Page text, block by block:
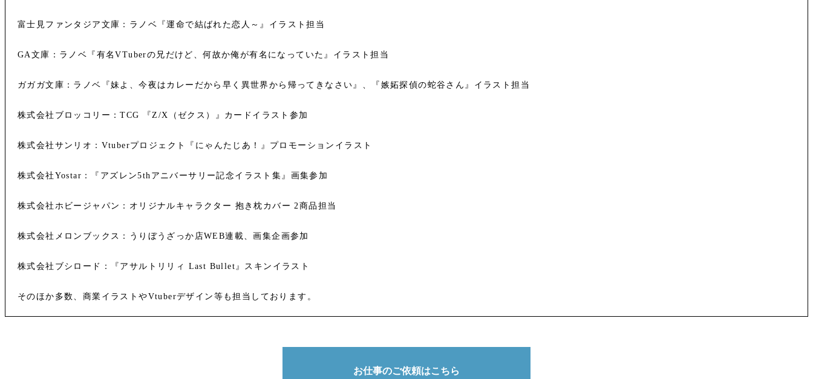
富士見ファンタジア文庫：ラノベ『運命で結ばれた恋人～』イラスト担当
GA文庫：ラノベ『有名VTuberの兄だけど、何故か俺が有名になっていた』イラスト担当
ガガガ文庫：ラノベ『妹よ、今夜はカレーだから早く異世界から帰ってきなさい』、『嫉妬探偵の蛇谷さん』イラスト担当
株式会社ブロッコリー：TCG 『Z/X（ゼクス）』カードイラスト参加
株式会社サンリオ：Vtuberプロジェクト『にゃんたじあ！』プロモーションイラスト
株式会社Yostar：『アズレン5thアニバーサリー記念イラスト集』画集参加
株式会社ホビージャパン：オリジナルキャラクター 抱き枕カバー 2商品担当
株式会社メロンブックス：うりぼうざっか店WEB連載、画集企画参加
株式会社ブシロード：『アサルトリリィ Last Bullet』スキンイラスト
そのほか多数、商業イラストやVtuberデザイン等も担当しております。
お仕事のご依頼はこちら